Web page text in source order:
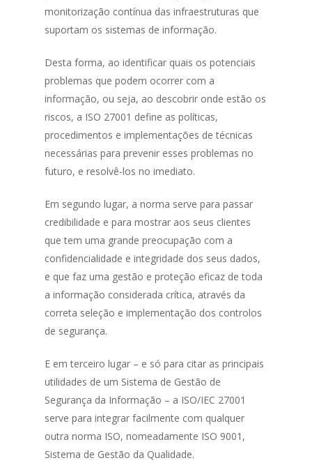
monitorização contínua das infraestruturas que
suportam os sistemas de informação.
Desta forma, ao identificar quais os potenciais
problemas que podem ocorrer com a
informação, ou seja, ao descobrir onde estão os
riscos, a ISO 27001 define as políticas,
procedimentos e implementações de técnicas
necessárias para prevenir esses problemas no
futuro, e resolvê-los no imediato.
Em segundo lugar, a norma serve para passar
credibilidade e para mostrar aos seus clientes
que tem uma grande preocupação com a
confidencialidade e integridade dos seus dados,
e que faz uma gestão e proteção eficaz de toda
a informação considerada crítica, através da
correta seleção e implementação dos controlos
de segurança.
E em terceiro lugar – e só para citar as principais
utilidades de um Sistema de Gestão de
Segurança da Informação – a ISO/IEC 27001
serve para integrar facilmente com qualquer
outra norma ISO, nomeadamente ISO 9001,
Sistema de Gestão da Qualidade.